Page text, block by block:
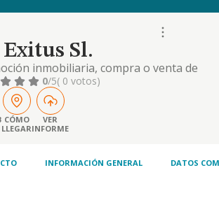
Sl.
inmobiliaria, compra o venta de
totales o parciales en nombre y
propia, construidas directamente
de terceros, con el fin de
0/5( 0 votos)
CÓMO
LLEGAR
VER
INFORME
INFORMACIÓN GENERAL DATOS